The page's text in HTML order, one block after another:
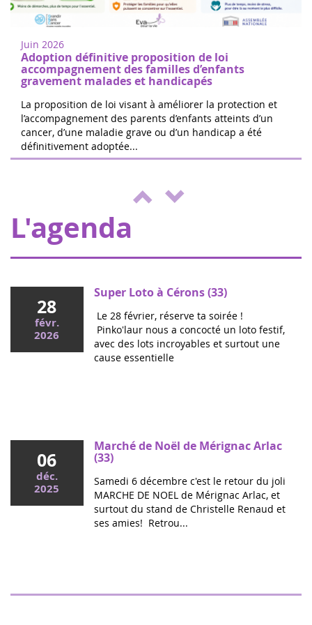
Juin 2026
Adoption définitive proposition de loi
accompagnement des familles d’enfants
gravement malades et handicapés
La proposition de loi visant à améliorer la protection et
l’accompagnement des parents d’enfants atteints d’un
cancer, d’une maladie grave ou d’un handicap a été
définitivement adoptée...
Ce mercredi, le député Vincent Thiébaut organisait avec
Grandir Sans Cancer et Eva pour la vie le colloque "Dons
de vie et lutte contre les cancers, maladies graves et
handicaps de l'enfant" à l'...
L'agenda
juin
2022
Marchez ou courez pour soutenir la
Paris.Inscription gratuite sur place. ...
04
Les 24h de Boissy le Cutté
L'équipe de Running Pour L'espoir
d'animations au profit d'Eva pour la vie et
de l'ENVOL, pour soutenir les enfants m...
28
févr.
2026
Super Loto à Cérons (33)
Le 28 février, réserve ta soirée !
Pinko'laur nous a concocté un loto festif,
avec des lots incroyables et surtout une
cause essentielle
06
déc.
2025
Marché de Noël de Mérignac Arlac
(33)
Samedi 6 décembre c'est le retour du joli
MARCHE DE NOEL de Mérignac Arlac, et
surtout du stand de Christelle Renaud et
ses amies! Retrou...
Spectacle "Boulgui" à Lhuis (Ain)